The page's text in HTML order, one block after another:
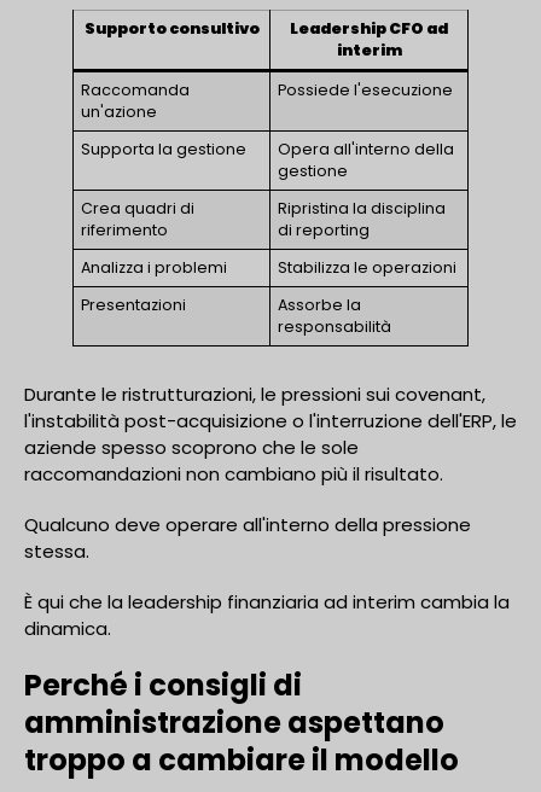
Supporto consultivo
Leadership CFO ad
interim
Raccomanda
un'azione
Possiede l'esecuzione
Supporta la gestione
Opera all'interno della
gestione
Crea quadri di
riferimento
Ripristina la disciplina
di reporting
Analizza i problemi
Stabilizza le operazioni
Presentazioni
Assorbe la
responsabilità
Durante le ristrutturazioni, le pressioni sui covenant,
l'instabilità post-acquisizione o l'interruzione dell'ERP, le
aziende spesso scoprono che le sole
raccomandazioni non cambiano più il risultato.
Qualcuno deve operare all'interno della pressione
stessa.
È qui che la leadership finanziaria ad interim cambia la
dinamica.
Perché i consigli di
amministrazione aspettano
troppo a cambiare il modello